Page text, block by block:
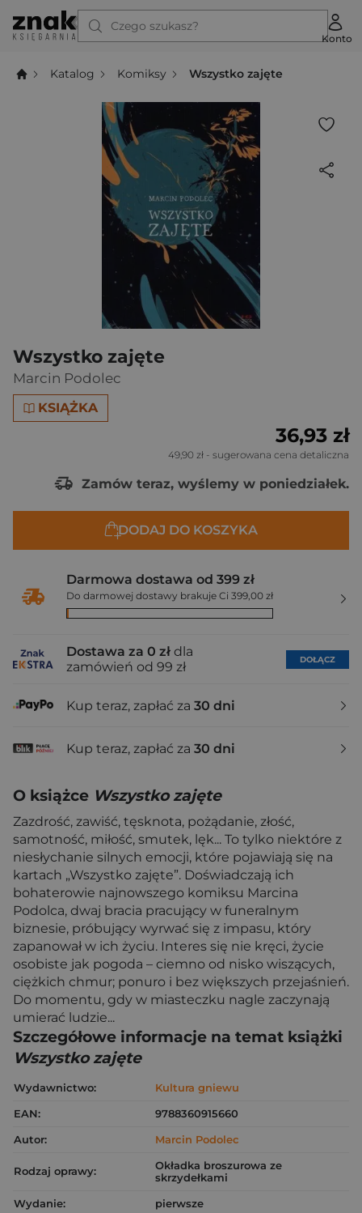
Czego szukasz?
Konto
Katalog Komiksy Wszystko zajęte
Wszystko zajęte
Marcin Podolec
KSIĄŻKA
36,93 zł
49,90 zł - sugerowana cena detaliczna
Zamów teraz, wyślemy w poniedziałek.
DODAJ DO KOSZYKA
Darmowa dostawa od 399 zł
Do darmowej dostawy brakuje Ci 399,00 zł
Dostawa za 0 zł dla
zamówień od 99 zł
DOŁĄCZ
Kup teraz, zapłać za 30 dni
Kup teraz, zapłać za 30 dni
O książce Wszystko zajęte
Zazdrość, zawiść, tęsknota, pożądanie, złość,
samotność, miłość, smutek, lęk... To tylko niektóre z
niesłychanie silnych emocji, które pojawiają się na
kartach „Wszystko zajęte”. Doświadczają ich
bohaterowie najnowszego komiksu Marcina
Podolca, dwaj bracia pracujący w funeralnym
biznesie, próbujący wyrwać się z impasu, który
zapanował w ich życiu. Interes się nie kręci, życie
osobiste jak pogoda – ciemno od nisko wiszących,
ciężkich chmur; ponuro i bez większych przejaśnień.
Do momentu, gdy w miasteczku nagle zaczynają
umierać ludzie...
Szczegółowe informacje na temat książki
Wszystko zajęte
Wydawnictwo:
Kultura gniewu
EAN:
9788360915660
Autor:
Marcin Podolec
Rodzaj oprawy:
Okładka broszurowa ze
skrzydełkami
Wydanie:
pierwsze